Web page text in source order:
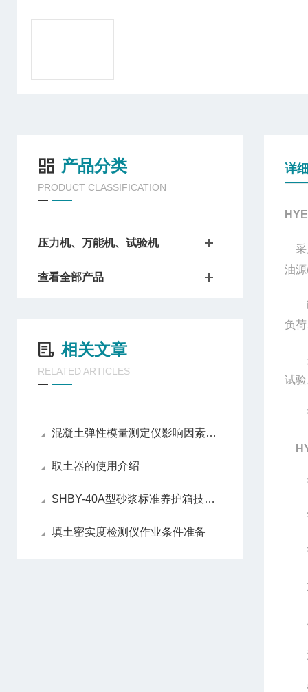
产品分类
PRODUCT CLASSIFICATION
压力机、万能机、试验机
查看全部产品
相关文章
RELATED ARTICLES
混凝土弹性模量测定仪影响因素有几点
取土器的使用介绍
SHBY-40A型砂浆标准养护箱技术参数
填土密实度检测仪作业条件准备
详
采
油
能
负
是
试
该
试
试
试
主
压
活
活